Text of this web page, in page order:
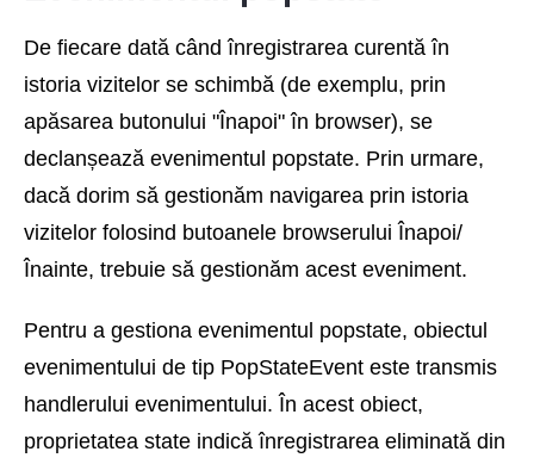
De fiecare dată când înregistrarea curentă în
istoria vizitelor se schimbă (de exemplu, prin
apăsarea butonului "Înapoi" în browser), se
declanșează evenimentul popstate. Prin urmare,
dacă dorim să gestionăm navigarea prin istoria
vizitelor folosind butoanele browserului Înapoi/
Înainte, trebuie să gestionăm acest eveniment.
Pentru a gestiona evenimentul popstate, obiectul
evenimentului de tip PopStateEvent este transmis
handlerului evenimentului. În acest obiect,
proprietatea state indică înregistrarea eliminată din